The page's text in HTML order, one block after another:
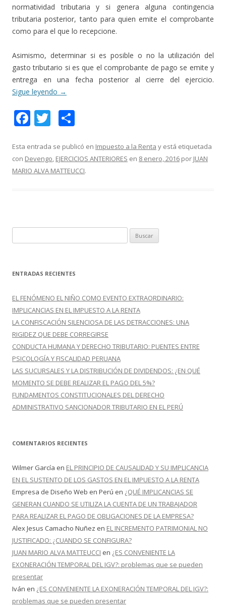
normatividad tributaria y si genera alguna contingencia
tributaria posterior, tanto para quien emite el comprobante
como para el que lo recepcione.
Asimismo, determinar si es posible o no la utilización del
gasto tributario si es que el comprobante de pago se emite y
entrega en una fecha posterior al cierre del ejercicio.
Sigue leyendo →
F
e
b
T
itt
er
m
p
Esta entrada se publicó en Impuesto a la Renta y está etiquetada
con Devengo, EJERCICIOS ANTERIORES en 8 enero, 2016 por JUAN
MARIO ALVA MATTEUCCI.
u
c
r
:
ENTRADAS RECIENTES
EL FENÓMENO EL NIÑO COMO EVENTO EXTRAORDINARIO:
IMPLICANCIAS EN EL IMPUESTO A LA RENTA
LA CONFISCACIÓN SILENCIOSA DE LAS DETRACCIONES: UNA
RIGIDEZ QUE DEBE CORREGIRSE
CONDUCTA HUMANA Y DERECHO TRIBUTARIO: PUENTES ENTRE
PSICOLOGÍA Y FISCALIDAD PERUANA
LAS SUCURSALES Y LA DISTRIBUCIÓN DE DIVIDENDOS: ¿EN QUÉ
MOMENTO SE DEBE REALIZAR EL PAGO DEL 5%?
FUNDAMENTOS CONSTITUCIONALES DEL DERECHO
ADMINISTRATIVO SANCIONADOR TRIBUTARIO EN EL PERÚ
COMENTARIOS RECIENTES
Wilmer García en EL PRINCIPIO DE CAUSALIDAD Y SU IMPLICANCIA
EN EL SUSTENTO DE LOS GASTOS EN EL IMPUESTO A LA RENTA
Empresa de Diseño Web en Perú en ¿QUÉ IMPLICANCIAS SE
GENERAN CUANDO SE UTILIZA LA CUENTA DE UN TRABAJADOR
PARA REALIZAR EL PAGO DE OBLIGACIONES DE LA EMPRESA?
Alex Jesus Camacho Nuñez en EL INCREMENTO PATRIMONIAL NO
JUSTIFICADO: ¿CUANDO SE CONFIGURA?
JUAN MARIO ALVA MATTEUCCI en ¿ES CONVENIENTE LA
EXONERACIÓN TEMPORAL DEL IGV?: problemas que se pueden
presentar
Iván en ¿ES CONVENIENTE LA EXONERACIÓN TEMPORAL DEL IGV?:
problemas que se pueden presentar